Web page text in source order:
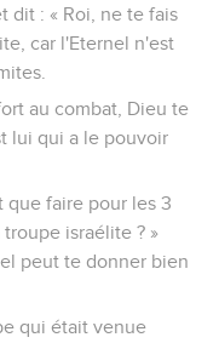
dit : « Roi, ne te fais
car l'Eternel n'est
au combat, Dieu te
lui qui a le pouvoir
que faire pour les 3
israélite ? »
peut te donner bien
qui était venue